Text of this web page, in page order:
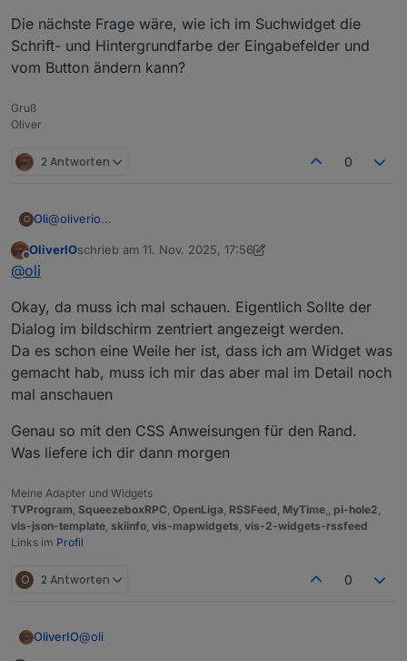
Die nächste Frage wäre, wie ich im Suchwidget die
Schrift- und Hintergrundfarbe der Eingabefelder und
vom Button ändern kann?
Gruß
Oliver
2 Antworten 0
O Oli@oliverio
wie schaffe ich es das Dialogfeld in der Mitte des
Am liebsten wäre es mir, wenn ich das Fenster direkt über
und Hintergrundfarbe der Eingabefelder und vom Button
ändern kann?
Offline
OliverIOschrieb am 11. Nov. 2025, 17:56
zuletzt editiert von OliverIO 11. Nov. 2025, 18:56
@oli
Okay, da muss ich mal schauen. Eigentlich Sollte der
Dialog im bildschirm zentriert angezeigt werden.
Da es schon eine Weile her ist, dass ich am Widget was
gemacht hab, muss ich mir das aber mal im Detail noch
mal anschauen
Genau so mit den CSS Anweisungen für den Rand.
Was liefere ich dir dann morgen
Meine Adapter und Widgets
TVProgram, SqueezeboxRPC, OpenLiga, RSSFeed, MyTime,, pi-hole2,
vis-json-template, skiinfo, vis-mapwidgets, vis-2-widgets-rssfeed
Links im Profil
O 2 Antworten 0
OliverIO@oli